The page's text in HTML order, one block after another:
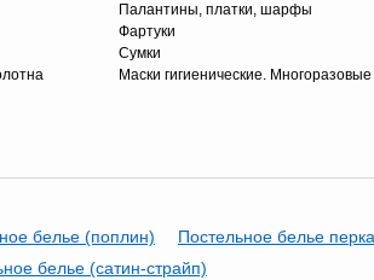
Палантины, платки, шарфы
Фартуки
Сумки
Маски гигиенические. Многоразовые
белье (поплин)
Постельное белье
белье (сатин-страйп)